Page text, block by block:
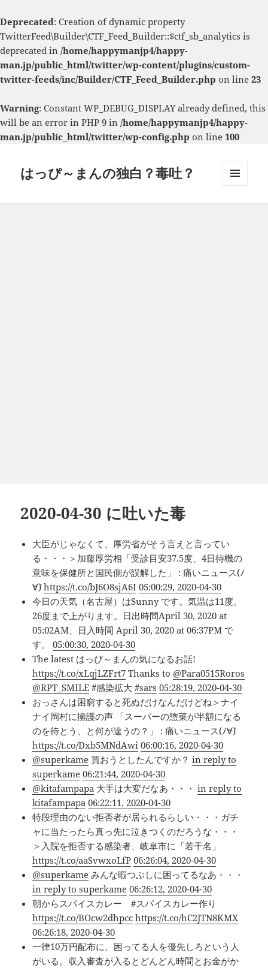
Deprecated: Creation of dynamic property
TwitterFeed\Builder\CTF_Feed_Builder::$ctf_sb_analytics is
deprecated in /home/happymanjp4/happy-
man.jp/public_html/twitter/wp-content/plugins/custom-
twitter-feeds/inc/Builder/CTF_Feed_Builder.php on line 23
Warning: Constant WP_DEBUG_DISPLAY already defined, this
will be an error in PHP 9 in /home/happymanjp4/happy-
man.jp/public_html/twitter/wp-config.php on line 100
はっぴ～まんの独白？毒吐？
2020-04-30 に吐いた毒
大臣がじゃなくて、厚労省がそう言えと言ってい
る・・・＞加藤厚労相「受診目安37.5度、4日待機の
意味を保健所と国民側が誤解した」 : 痛いニュース(ﾉ
∀`)https://t.co/bJ6O8sjA6I 05:00:29, 2020-04-30
今日の天気（名古屋）はSunny です。気温は11度。
26度まで上がります。日出時間April 30, 2020 at
05:02AM、日入時間 April 30, 2020 at 06:37PM で
す。05:00:30, 2020-04-30
The latest はっぴ～まんの気になるお話!
https://t.co/xLqjLZFrt7 Thanks to @Para0515Roros
@RPT_SMILE #感染拡大#sars 05:28:19, 2020-04-30
おっさんは困窮すると死ぬだけなんだけどね＞ナイ
ナイ岡村に擁護の声 「スーパーの惣菜が半額になる
のを待とう、と何が違うの？」 : 痛いニュース(ﾉ∀`)
https://t.co/Dxb5MNdAwi 06:00:16, 2020-04-30
@superkame 買おうとしたんですか？in reply to
superkame 06:21:44, 2020-04-30
@kitafampapa 大手は大変だなあ・・・in reply to
kitafampapa 06:22:11, 2020-04-30
特段理由のない拒否者が居られるらしい・・・ガチ
ャに当たったら真っ先に泣きつくのだろうな・・・
＞入院を拒否する感染者、岐阜市に「若干名」
https://t.co/aaSvwxoLfP 06:26:04, 2020-04-30
@superkame みんな暇つぶしに困ってるなあ・・・
in reply to superkame 06:26:12, 2020-04-30
朝からスパイスカレー #スパイスカレー作り
https://t.co/BOcw2dhpcc https://t.co/hC2JTN8KMX
06:26:18, 2020-04-30
一律10万円配布に、困ってる人を優先しろという人
がいる。収入審査が入るとどんどん時間とお金がか